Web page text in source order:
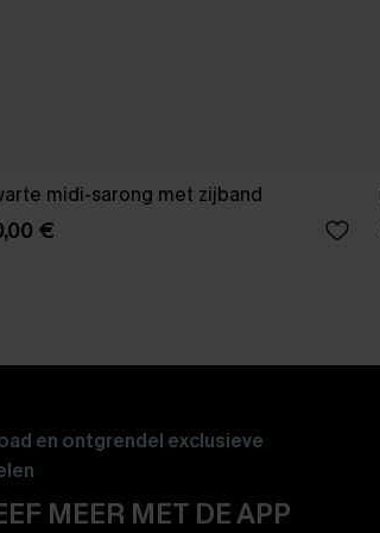
midi-sarong met zijband
€
en ontgrendel exclusieve
MEER MET DE APP